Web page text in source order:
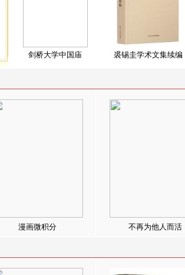
剑桥大学中国庙 裘锡圭学术文集续编
漫画微积分 不再为他人而活